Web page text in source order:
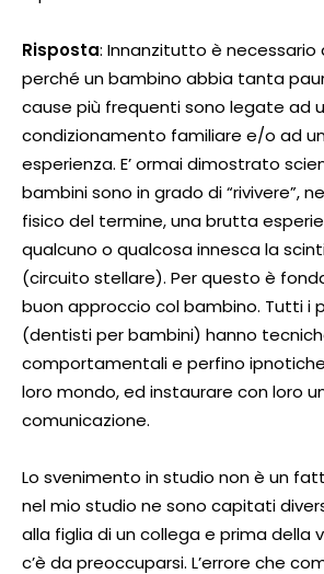
Risposta: Innanzitutto è necessario
perché un bambino abbia tanta
cause più frequenti sono legate ad
condizionamento familiare e/o ad
esperienza. E’ ormai dimostrato
bambini sono in grado di “rivivere”,
fisico del termine, una brutta
qualcuno o qualcosa innesca la
(circuito stellare). Per questo è
buon approccio col bambino. Tutti i
(dentisti per bambini) hanno
comportamentali e perfino
loro mondo, ed instaurare con loro
comunicazione.
Lo svenimento in studio non è un
nel mio studio ne sono capitati
alla figlia di un collega e prima della
c’è da preoccuparsi. L’errore che